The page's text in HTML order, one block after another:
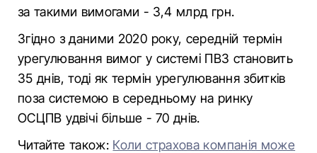
за такими вимогами - 3,4 млрд грн.
Згідно з даними 2020 року, середній термін
урегулювання вимог у системі ПВЗ становить
35 днів, тоді як термін урегулювання збитків
поза системою в середньому на ринку
ОСЦПВ удвічі більше - 70 днів.
Читайте також: Коли страхова компанія може